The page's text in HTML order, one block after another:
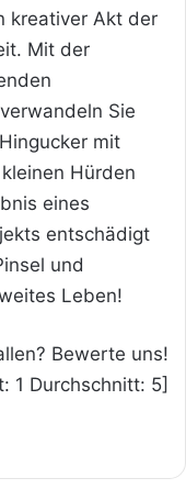
kreativer Akt der
Mit der
Sie
mit
Hürden
eines
entschädigt
und
Leben!
Bewerte uns!
1 Durchschnitt: 5]